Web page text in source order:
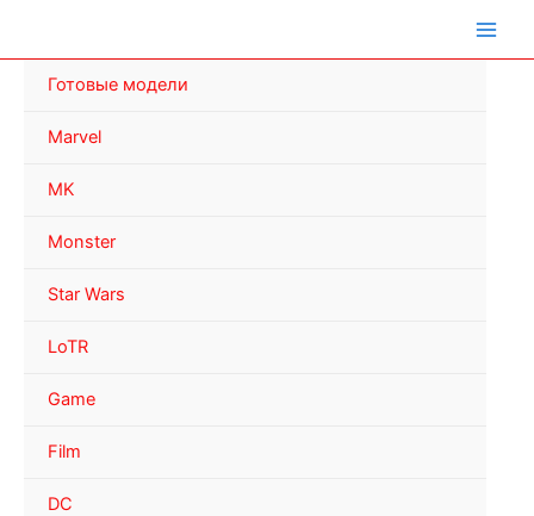
Готовые модели
Marvel
MK
Monster
Star Wars
LoTR
Game
Film
DC